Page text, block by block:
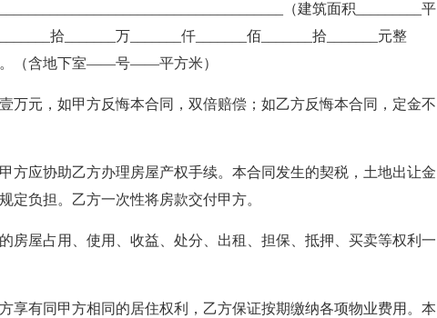
（建筑面积_________平
拾_______万_______仟_______佰_______拾_______元整
。（含地下室——号——平方米）
万元，如甲方反悔本合同，双倍赔偿；如乙方反悔本合同，定金不
方应协助乙方办理房屋产权手续。本合同发生的契税，土地出让金
定负担。乙方一次性将房款交付甲方。
屋占用、使用、收益、处分、出租、担保、抵押、买卖等权利一
享有同甲方相同的居住权利，乙方保证按期缴纳各项物业费用。本